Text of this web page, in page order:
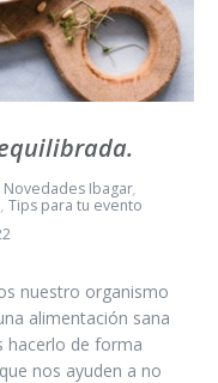
Novedades Ibagar,
, Tips para tu evento
nuestro organismo
alimentación sana
hacerlo de forma
nos ayuden a no